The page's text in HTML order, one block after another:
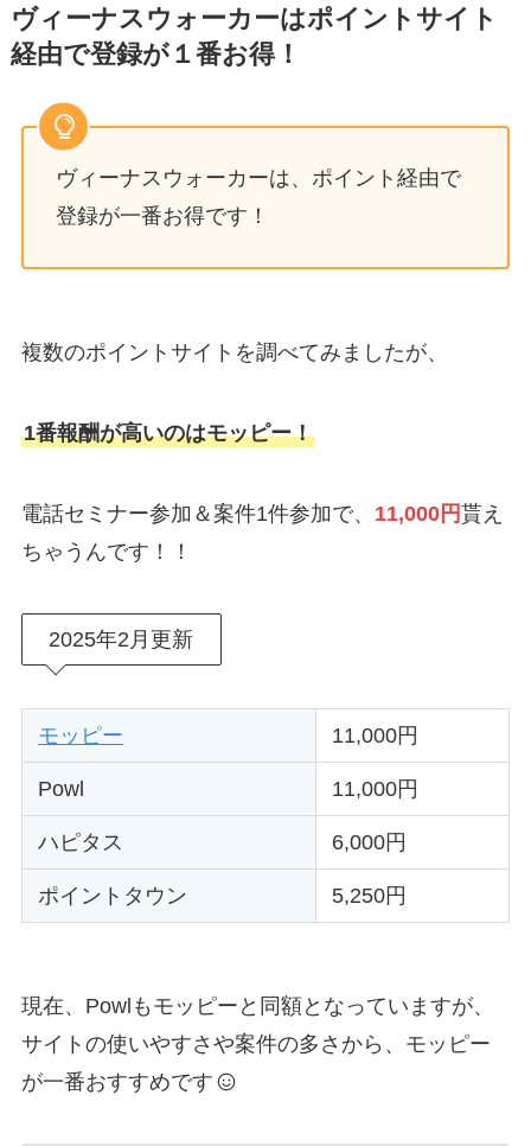
ヴィーナスウォーカーはポイントサイト
経由で登録が１番お得！
ヴィーナスウォーカーは、ポイント経由で
登録が一番お得です！
複数のポイントサイトを調べてみましたが、
1番報酬が高いのはモッピー！
電話セミナー参加＆案件1件参加で、 11,000円貰え
ちゃうんです！！
2025年2月更新
モッピー 11,000円
Powl 11,000円
ハピタス 6,000円
ポイントタウン 5,250円
現在、Powlもモッピーと同額となっていますが、
サイトの使いやすさや案件の多さから、モッピー
が一番おすすめです